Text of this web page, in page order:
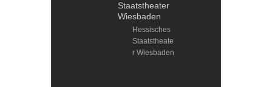
Staatstheater
Wiesbaden
Hessisches
Staatstheate
r Wiesbaden